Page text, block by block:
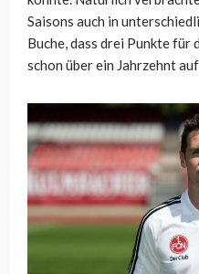
Saisons auch in
Buche, dass drei Punkte für
schon über ein Jahrzehnt